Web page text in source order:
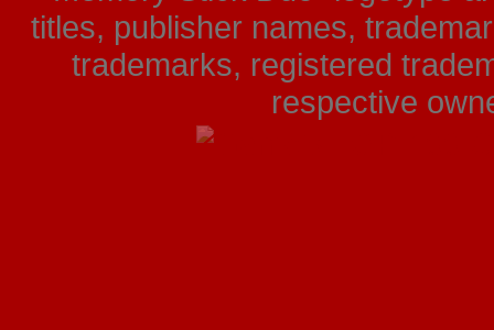
titles, publisher names,
trademarks, registered
respective